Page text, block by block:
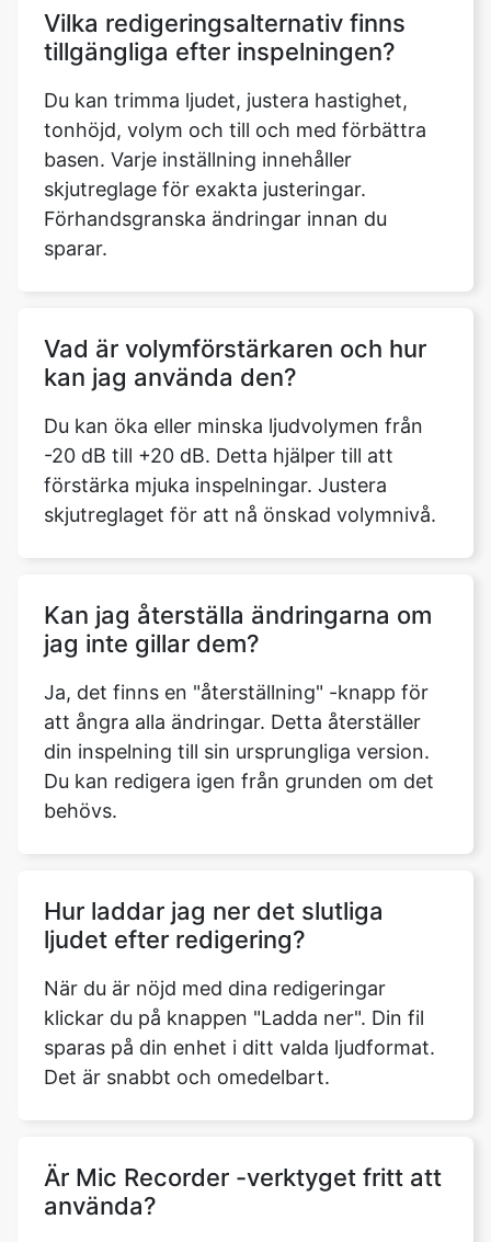
Vilka redigeringsalternativ finns
tillgängliga efter inspelningen?
Du kan trimma ljudet, justera hastighet,
tonhöjd, volym och till och med förbättra
basen. Varje inställning innehåller
skjutreglage för exakta justeringar.
Förhandsgranska ändringar innan du
sparar.
Vad är volymförstärkaren och hur
kan jag använda den?
Du kan öka eller minska ljudvolymen från
-20 dB till +20 dB. Detta hjälper till att
förstärka mjuka inspelningar. Justera
skjutreglaget för att nå önskad volymnivå.
Kan jag återställa ändringarna om
jag inte gillar dem?
Ja, det finns en "återställning" -knapp för
att ångra alla ändringar. Detta återställer
din inspelning till sin ursprungliga version.
Du kan redigera igen från grunden om det
behövs.
Hur laddar jag ner det slutliga
ljudet efter redigering?
När du är nöjd med dina redigeringar
klickar du på knappen "Ladda ner". Din fil
sparas på din enhet i ditt valda ljudformat.
Det är snabbt och omedelbart.
Är Mic Recorder -verktyget fritt att
använda?